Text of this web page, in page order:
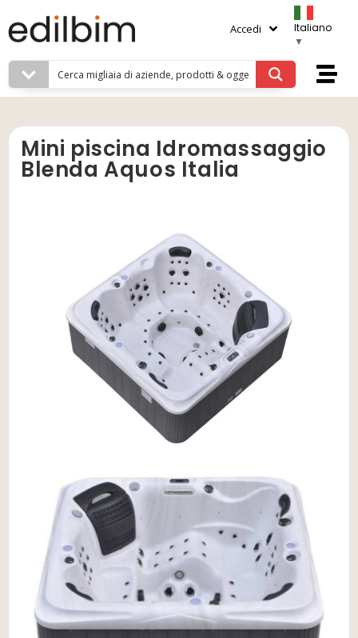
Accedi
Italiano
▼
Mini piscina Idromassaggio
Blenda Aquos Italia